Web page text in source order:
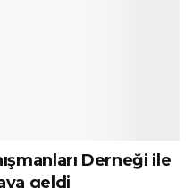
Derneği ile
geldi